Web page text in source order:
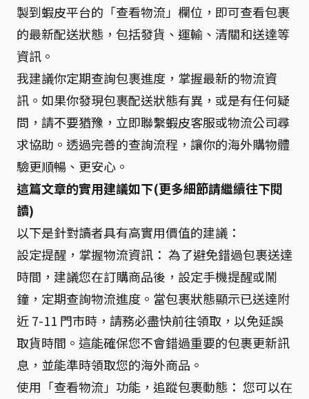
製到蝦皮平台的「查看物流」欄位，即可查看包裹
的最新配送狀態，包括發貨、運輸、清關和送達等
資訊。
我建議你定期查詢包裹進度，掌握最新的物流資
訊。如果你發現包裹配送狀態有異，或是有任何疑
問，請不要猶豫，立即聯繫蝦皮客服或物流公司尋
求協助。透過完善的查詢流程，讓你的海外購物體
驗更順暢、更安心。
這篇文章的實用建議如下(更多細節請繼續往下閱
讀)
以下是針對讀者具有高實用價值的建議：
設定提醒，掌握物流資訊： 為了避免錯過包裹送達
時間，建議您在訂購商品後，設定手機提醒或鬧
鐘，定期查詢物流進度。當包裹狀態顯示已送達附
近 7-11 門市時，請務必盡快前往領取，以免延誤
取貨時間。這能確保您不會錯過重要的包裹更新訊
息，並能準時領取您的海外商品。
使用「查看物流」功能，追蹤包裹動態： 您可以在